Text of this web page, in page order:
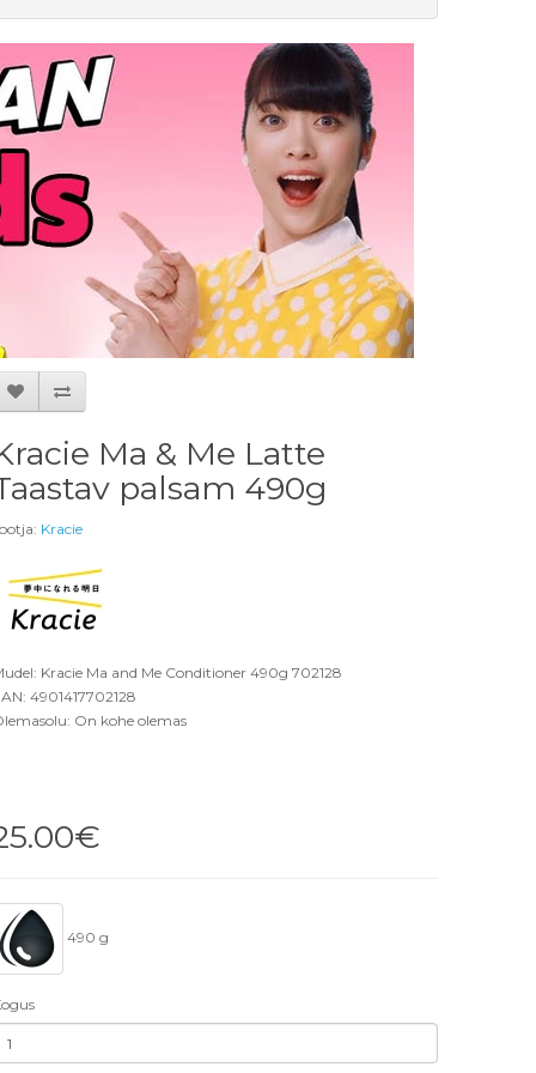
Ma & Me Latte
palsam 490g
Kracie
Kracie Ma and Me Conditioner 490g 702128
4901417702128
On kohe olemas
490 g